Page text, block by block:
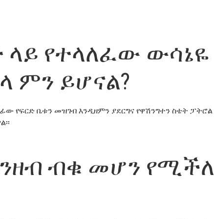
ላይ የተላለፈው ውሳኔዬ
ምን ይሆናል?
የፍርድ ቤቱን መዝገብ እንዲዘምን ያደርግና የዋሽንግተን ስቴት
ብቁ መሆን